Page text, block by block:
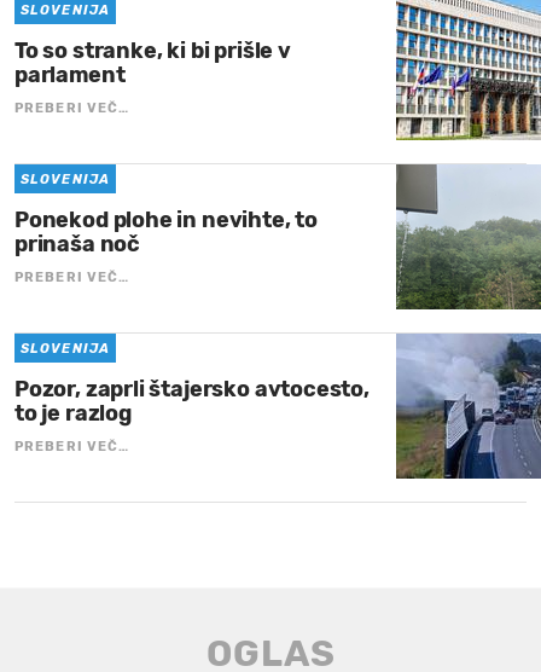
SLOVENIJA
To so stranke, ki bi prišle v
parlament
PREBERI VEČ…
SLOVENIJA
Ponekod plohe in nevihte, to
prinaša noč
PREBERI VEČ…
SLOVENIJA
Pozor, zaprli štajersko avtocesto,
to je razlog
PREBERI VEČ…